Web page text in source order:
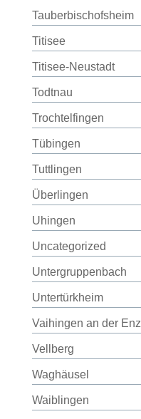
Tauberbischofsheim
Titisee
Titisee-Neustadt
Todtnau
Trochtelfingen
Tübingen
Tuttlingen
Überlingen
Uhingen
Uncategorized
Untergruppenbach
Untertürkheim
Vaihingen an der Enz
Vellberg
Waghäusel
Waiblingen